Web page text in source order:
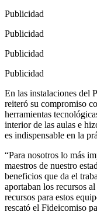
Publicidad
Publicidad
Publicidad
Publicidad
En las instalaciones del
reiteró su compromiso
herramientas
interior de las aulas e
es indispensable en la
“Para nosotros lo más
maestros de nuestro
beneficios que da el
aportaban los recursos
recursos para estos
rescató el Fideicomiso